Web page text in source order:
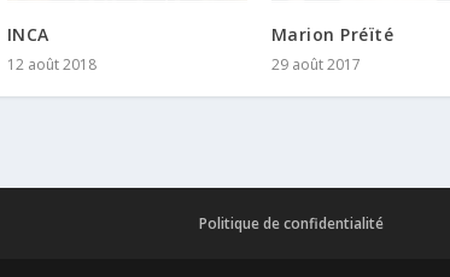
INCA
12 août 2018
Marion Préïté
29 août 2017
Politique de confidentialité